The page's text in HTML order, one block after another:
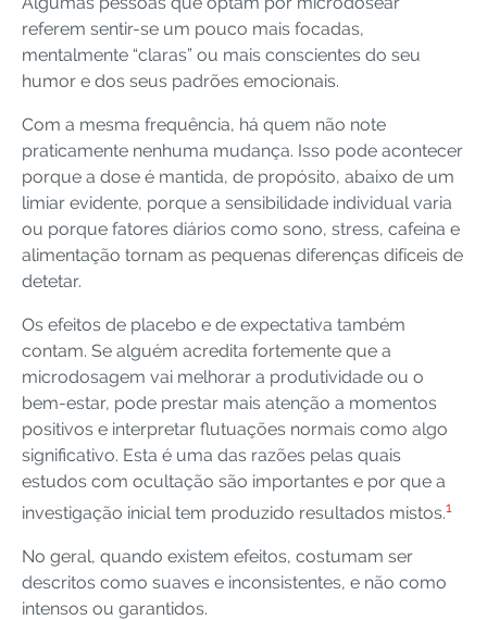
referem sentir-se um pouco mais focadas,
mentalmente “claras” ou mais conscientes do seu
humor e dos seus padrões emocionais.
Com a mesma frequência, há quem não note
praticamente nenhuma mudança. Isso pode acontecer
porque a dose é mantida, de propósito, abaixo de um
limiar evidente, porque a sensibilidade individual varia
ou porque fatores diários como sono, stress, cafeína e
alimentação tornam as pequenas diferenças difíceis de
detetar.
Os efeitos de placebo e de expectativa também
contam. Se alguém acredita fortemente que a
microdosagem vai melhorar a produtividade ou o
bem-estar, pode prestar mais atenção a momentos
positivos e interpretar flutuações normais como algo
significativo. Esta é uma das razões pelas quais
estudos com ocultação são importantes e por que a
investigação inicial tem produzido resultados mistos.1
No geral, quando existem efeitos, costumam ser
descritos como suaves e inconsistentes, e não como
intensos ou garantidos.